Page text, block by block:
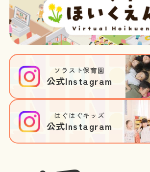
ソラスト保育園
公式Instagram
はぐはぐキッズ
公式Instagram